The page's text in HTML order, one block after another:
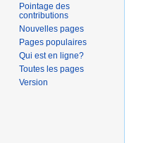
Pointage des
contributions
Nouvelles pages
Pages populaires
Qui est en ligne?
Toutes les pages
Version